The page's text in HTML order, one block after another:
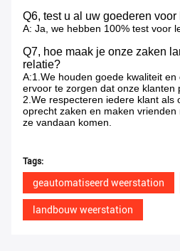
Q6, test u al uw goederen
A: Ja, we hebben 100% test voor
Q7, hoe maak je onze zaken
relatie?
A:1.We houden goede kwaliteit
ervoor te zorgen dat onze klanten
2.We respecteren iedere klant als
oprecht zaken en maken
ze vandaan komen.
Tags:
geautomatiseerd weerstation
landbouw weerstation